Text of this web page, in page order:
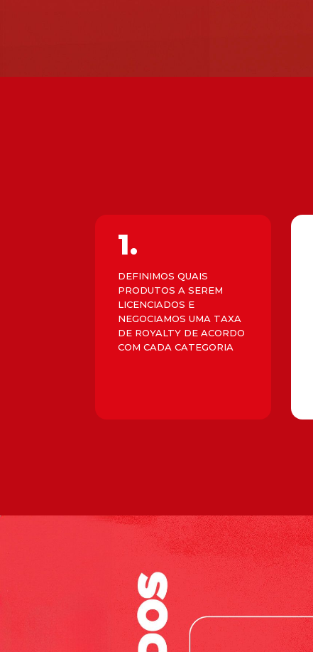
1.
DEFINIMOS QUAIS
PRODUTOS A SEREM
LICENCIADOS E
NEGOCIAMOS UMA TAXA
DE ROYALTY DE ACORDO
COM CADA CATEGORIA